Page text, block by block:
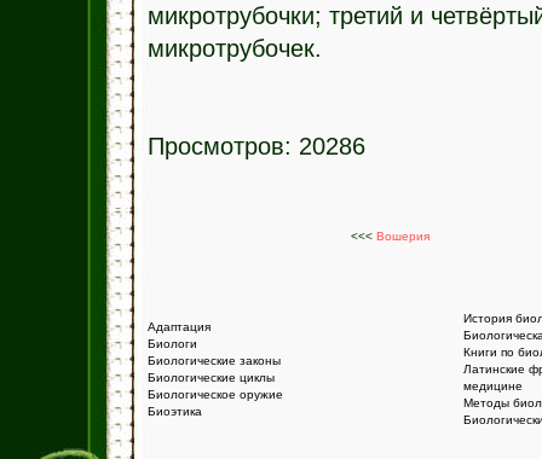
микротрубочки; третий и
микротрубочек.
Просмотров: 20286
<<< Вошерия
Адаптация
Биологи
Биологические законы
Биологические циклы
Биологическое оружие
Биоэтика
История
Книги по
Латинские
медицине
Методы